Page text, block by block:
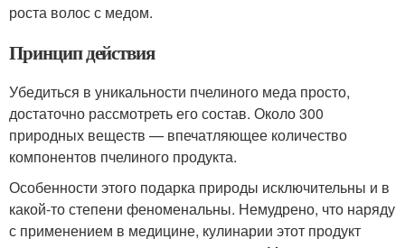
роста волос с медом.
Принцип действия
Убедиться в уникальности пчелиного меда просто,
достаточно рассмотреть его состав. Около 300
природных веществ — впечатляющее количество
компонентов пчелиного продукта.
Особенности этого подарка природы исключительны и в
какой-то степени феноменальны. Немудрено, что наряду
с применением в медицине, кулинарии этот продукт